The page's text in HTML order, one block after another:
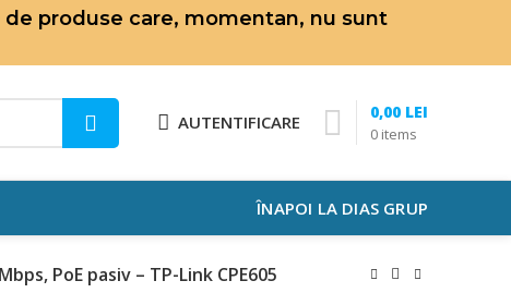
de produse care, momentan, nu sunt
AUTENTIFICARE
0 items
0,00 LEI
ÎNAPOI LA DIAS GRUP
PoE pasiv – TP-Link CPE605